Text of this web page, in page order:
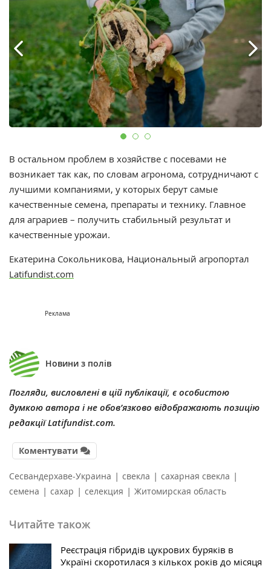
В остальном проблем в хозяйстве с посевами не
возникает так как, по словам агронома, сотрудничают с
лучшими компаниями, у которых берут самые
качественные семена, препараты и технику. Главное
для аграриев – получить стабильный результат и
качественные урожаи.
Екатерина Сокольникова, Национальный агропортал
Latifundist.com
Реклама
Новини з полів
Погляди, висловлені в цій публікації, є особистою
думкою автора і не обов’язково відображають позицію
редакції Latifundist.com.
Коментувати
Сесвандерхаве-Украина | свекла | сахарная свекла |
семена | сахар | селекция | Житомирская область
Читайте також
Реєстрація гібридів цукрових буряків в
Україні скоротилася з кількох років до місяця